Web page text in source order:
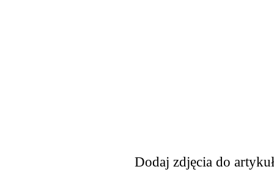
Dodaj zdjęcia do